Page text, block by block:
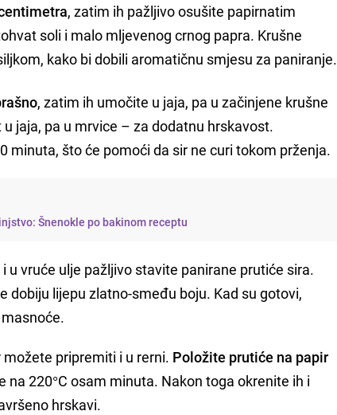
, zatim ih pažljivo osušite papirnatim
soli i malo mljevenog crnog papra. Krušne
kako bi dobili aromatičnu smjesu za paniranje.
, zatim ih umočite u jaja, pa u začinjene krušne
jaja, pa u mrvice – za dodatnu hrskavost.
minuta, što će pomoći da sir ne curi tokom prženja.
Šnenokle po bakinom receptu
u vruće ulje pažljivo stavite panirane prutiće sira.
dobiju lijepu zlatno-smeđu boju. Kad su gotovi,
pripremiti i u rerni. Položite prutiće na papir
na 220°C osam minuta. Nakon toga okrenite ih i
hrskavi.